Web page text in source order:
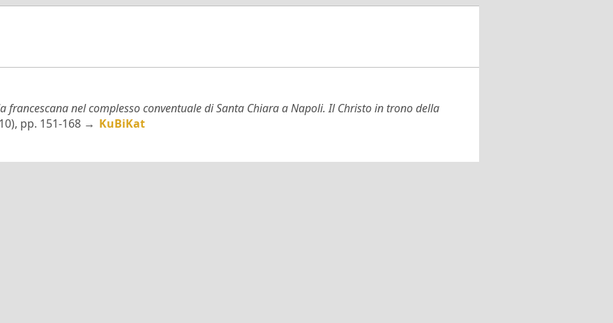
francescana nel complesso conventuale di Santa Chiara a Napoli. Il Christo in trono della
pp. 151-168 → KuBiKat